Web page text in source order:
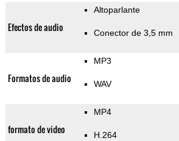
Efectos de audio
Altoparlante
Conector de 3,5 mm
Formatos de audio
MP3
WAV
formato de video
MP4
H.264